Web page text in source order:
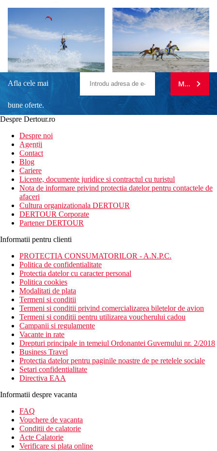
Afla cele mai
bune oferte.
newsletter!
MA
Despre Dertour.ro
Despre noi
Agentii
Contact
Blog
Cariere
Licente, documente juridice si contractul cu turistul
Nota de informare privind protectia datelor pentru contactele de
afaceri
Cultura organizationala DERTOUR
DERTOUR Corporate
Partener DERTOUR
Informatii pentru clienti
PROTECTIA CONSUMATORILOR - A.N.P.C.
Politica de confidentialitate
Protectia datelor cu caracter personal
Politica cookies
Modalitati de plata
Termeni si conditii
Termeni si conditii privind comercializarea biletelor de avion
Termeni si conditii pentru utilizarea voucherului cadou
Campanii si regulamente
Vacante in rate
Drepturi principale in temeiul Ordonantei Guvernului nr. 2/2018
Business Travel
Protectia datelor pentru paginile noastre de pe retelele sociale
Setari confidentialitate
Directiva EAA
Informatii despre vacanta
FAQ
Vouchere de vacanta
Conditii de calatorie
Acte Calatorie
Verificare si plata online